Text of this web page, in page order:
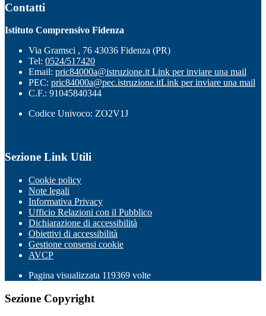
Contatti
Istituto Comprensivo Fidenza
Via Gramsci , 76 43036 Fidenza (PR)
Tel: 0524/517420
Email: pric84000a@istruzione.it Link per inviare una mail
PEC: pric84000a@pec.istruzione.itLink per inviare una mail
C.F.: 91045840344
Codice Univoco: ZO2V1J
Sezione Link Utili
Cookie policy
Note legali
Informativa Privacy
Ufficio Relazioni con il Pubblico
Dichiarazione di accessibilità
Obiettivi di accessibilità
Gestione consensi cookie
AVCP
Pagina visualizzata 119369 volte
Sezione Copyright